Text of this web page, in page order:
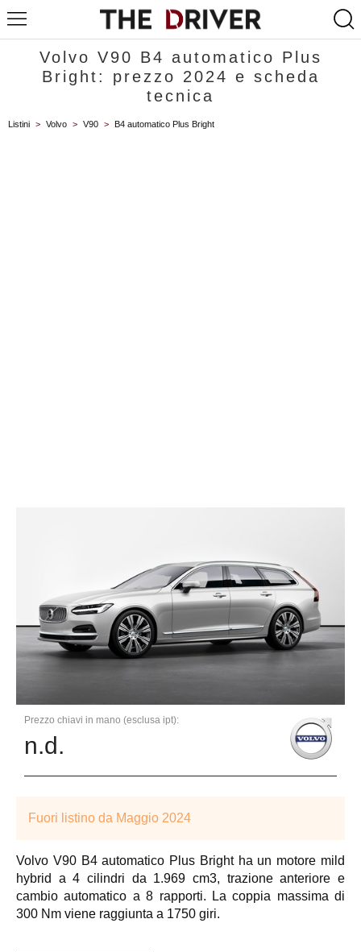
Volvo V90 B4 automatico Plus
Bright: prezzo 2024 e scheda
tecnica
Listini > Volvo > V90 > B4 automatico Plus Bright
Prezzo chiavi in mano (esclusa ipt):
n.d.
Fuori listino da Maggio 2024
Volvo V90 B4 automatico Plus Bright ha un motore mild
hybrid a 4 cilindri da 1.969 cm3, trazione anteriore e
cambio automatico a 8 rapporti. La coppia massima di
300 Nm viene raggiunta a 1750 giri.